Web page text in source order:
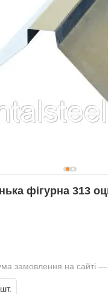
фігурна 313
замовлення на сайті